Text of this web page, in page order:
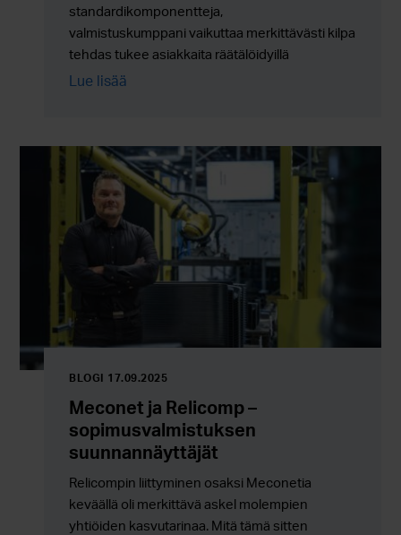
standardikomponentteja,
valmistuskumppani vaikuttaa merkittävästi
tehdas tukee asiakkaita räätälöidyillä
valmistusratkaisuilla, kokoonpanoilla ja
Lue lisää
BLOGI 17.09.2025
Meconet ja Relicomp –
sopimusvalmistuksen
suunnannäyttäjät
Relicompin liittyminen osaksi Meconetia
keväällä oli merkittävä askel molempien
yhtiöiden kasvutarinaa. Mitä tämä sitten